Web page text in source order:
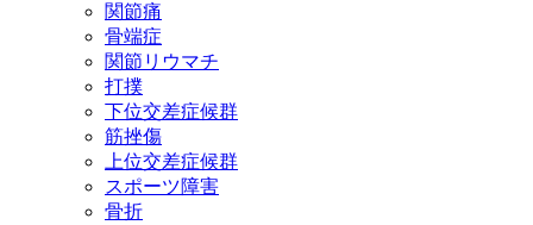
関節痛
骨端症
関節リウマチ
打撲
下位交差症候群
筋挫傷
上位交差症候群
スポーツ障害
骨折